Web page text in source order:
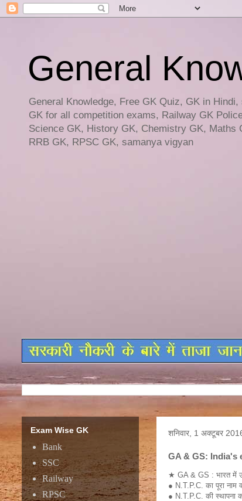
General
General Knowledge, Free GK Quiz, GK in
GK for all competition exams, Railway GK
Science GK, History GK, Chemistry GK,
RRB GK, RPSC GK, samanya vigyan
शनिवार, 1 अक्टूबर
GA & GS: India's
★ GA & GS : भारत में
● N.T.P.C. का पूरा नाम
● N.T.P.C. की
Exam Wise GK
Bank
SSC
Railway
RPSC